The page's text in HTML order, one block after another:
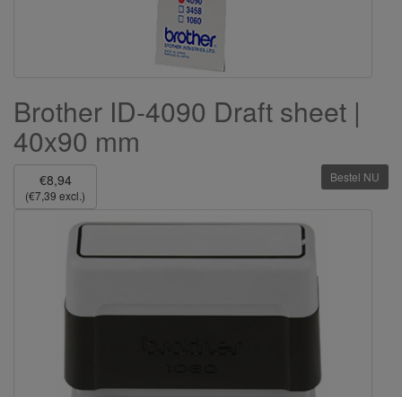
Brother ID-4090 Draft sheet |
40x90 mm
€8,94
(€7,39 excl.)
Bestel NU